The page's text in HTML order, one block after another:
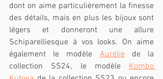
dont on aime particulièrement la finesse
des détails, mais en plus les bijoux sont
légers et donneront une allure
Schiparelliesque à vos looks. On aime
également le modèle Aurélie de la
collection SS24, le modèle Kombo